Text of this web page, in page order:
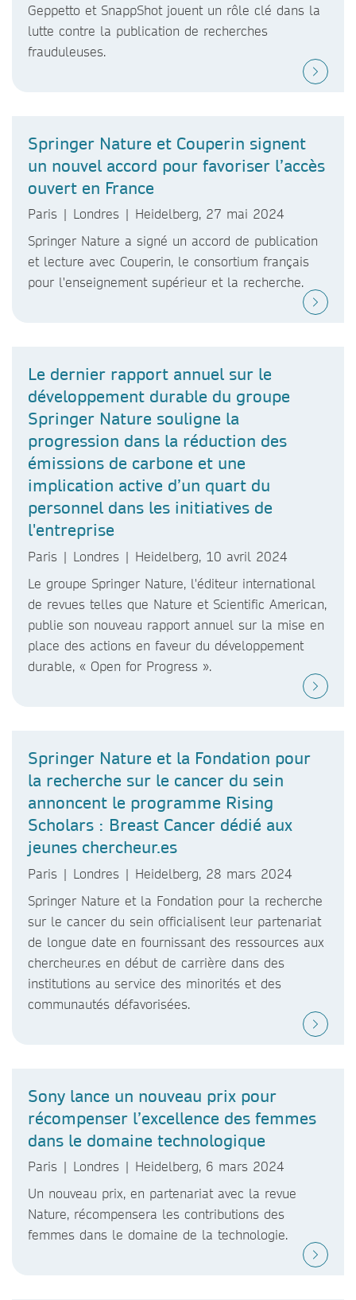
Geppetto et SnappShot jouent un rôle clé dans la
lutte contre la publication de recherches
frauduleuses.
Springer Nature et Couperin signent
un nouvel accord pour favoriser l’accès
ouvert en France
Paris | Londres | Heidelberg, 27 mai 2024
Springer Nature a signé un accord de publication
et lecture avec Couperin, le consortium français
pour l'enseignement supérieur et la recherche.
Le dernier rapport annuel sur le
développement durable du groupe
Springer Nature souligne la
progression dans la réduction des
émissions de carbone et une
implication active d’un quart du
personnel dans les initiatives de
l'entreprise
Paris | Londres | Heidelberg, 10 avril 2024
Le groupe Springer Nature, l'éditeur international
de revues telles que Nature et Scientific American,
publie son nouveau rapport annuel sur la mise en
place des actions en faveur du développement
durable, « Open for Progress ».
Springer Nature et la Fondation pour
la recherche sur le cancer du sein
annoncent le programme Rising
Scholars : Breast Cancer dédié aux
jeunes chercheur.es
Paris | Londres | Heidelberg, 28 mars 2024
Springer Nature et la Fondation pour la recherche
sur le cancer du sein officialisent leur partenariat
de longue date en fournissant des ressources aux
chercheur.es en début de carrière dans des
institutions au service des minorités et des
communautés défavorisées.
Sony lance un nouveau prix pour
récompenser l’excellence des femmes
dans le domaine technologique
Paris | Londres | Heidelberg, 6 mars 2024
Un nouveau prix, en partenariat avec la revue
Nature, récompensera les contributions des
femmes dans le domaine de la technologie.